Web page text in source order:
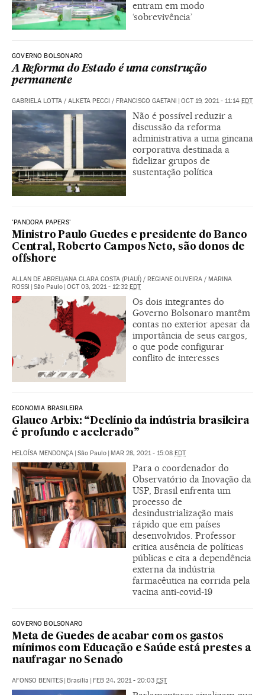
entram em modo
‘sobrevivência’
GOVERNO BOLSONARO
A Reforma do Estado é uma construção
permanente
GABRIELA LOTTA / ALKETA PECCI / FRANCISCO GAETANI OCT 19, 2021 - 11:14 EDT
Não é possível reduzir a
discussão da reforma
administrativa a uma gincana
corporativa destinada a
fidelizar grupos de
sustentação política
'PANDORA PAPERS'
Ministro Paulo Guedes e presidente do Banco
Central, Roberto Campos Neto, são donos de
offshore
ALLAN DE ABREU/ANA CLARA COSTA (PIAUÍ) / REGIANE OLIVEIRA / MARINA
ROSSI | São Paulo | OCT 03, 2021 - 12:32 EDT
Os dois integrantes do
Governo Bolsonaro mantêm
contas no exterior apesar da
importância de seus cargos,
o que pode configurar
conflito de interesses
ECONOMIA BRASILEIRA
Glauco Arbix: “Declínio da indústria brasileira
é profundo e acelerado”
HELOÍSA MENDONÇA | São Paulo | MAR 28, 2021 - 15:08 EDT
Para o coordenador do
Observatório da Inovação da
USP, Brasil enfrenta um
processo de
desindustrialização mais
rápido que em países
desenvolvidos. Professor
critica ausência de políticas
públicas e cita a dependência
externa da indústria
farmacêutica na corrida pela
vacina anti-covid-19
GOVERNO BOLSONARO
Meta de Guedes de acabar com os gastos
mínimos com Educação e Saúde está prestes a
naufragar no Senado
AFONSO BENITES | Brasília | FEB 24, 2021 - 20:03 EST